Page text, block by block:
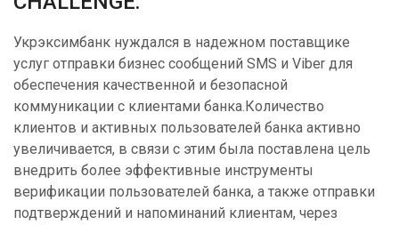
Укрэксимбанк нуждался в надежном поставщике
услуг отправки бизнес сообщений SMS и Viber для
обеспечения качественной и безопасной
коммуникации с клиентами банка.Количество
клиентов и активных пользователей банка активно
увеличивается, в связи с этим была поставлена цель
внедрить более эффективные инструменты
верификации пользователей банка, а также отправки
подтверждений и напоминаний клиентам, через